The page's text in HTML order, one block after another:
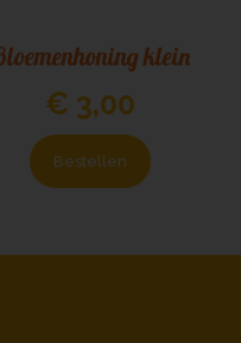
klein
€ 3,00
Bestellen